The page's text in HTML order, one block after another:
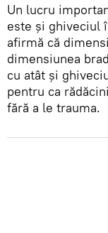
Un lucru
este și ghiveciul
afirmă că
dimensiunea
cu atât și
pentru ca
fără a le trauma.